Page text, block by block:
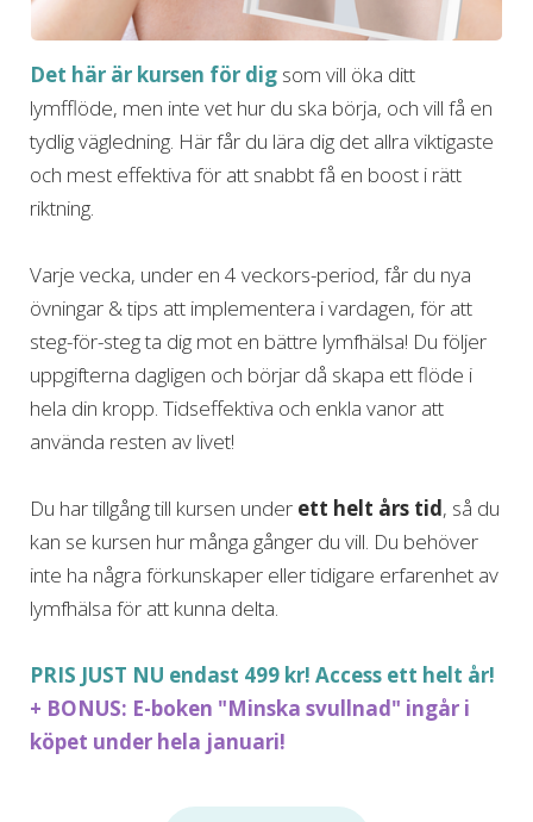
Det här är kursen för dig som vill öka ditt
lymfflöde, men inte vet hur du ska börja, och vill få en
tydlig vägledning. Här får du lära dig det allra viktigaste
och mest effektiva för att snabbt få en boost i rätt
riktning.
Varje vecka, under en 4 veckors-period, får du nya
övningar & tips att implementera i vardagen, för att
steg-för-steg ta dig mot en bättre lymfhälsa! Du följer
uppgifterna dagligen och börjar då skapa ett flöde i
hela din kropp. Tidseffektiva och enkla vanor att
använda resten av livet!
Du har tillgång till kursen under ett helt års tid, så du
kan se kursen hur många gånger du vill. Du behöver
inte ha några förkunskaper eller tidigare erfarenhet av
lymfhälsa för att kunna delta.
PRIS JUST NU endast 499 kr! Access ett helt år!
+ BONUS: E-boken "Minska svullnad" ingår i
köpet under hela januari!